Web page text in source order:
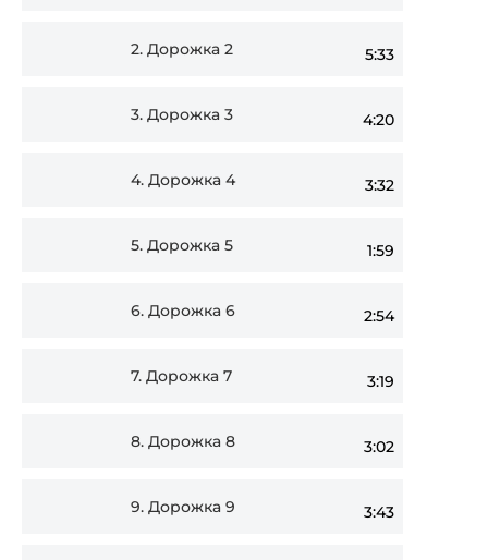
2. Дорожка 2 5:33
3. Дорожка 3 4:20
4. Дорожка 4 3:32
5. Дорожка 5 1:59
6. Дорожка 6 2:54
7. Дорожка 7 3:19
8. Дорожка 8 3:02
9. Дорожка 9 3:43